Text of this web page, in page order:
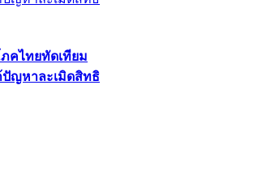
คไทยทัดเทียม
ญหาละเมิดสิทธิ